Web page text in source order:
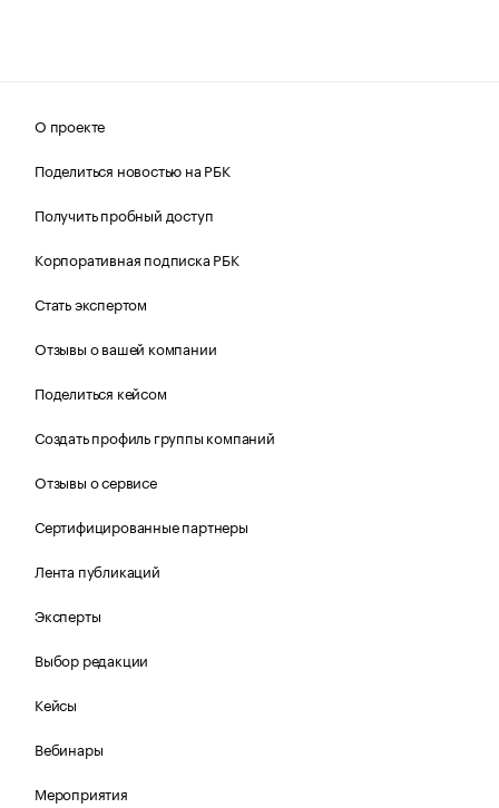
О проекте
Поделиться новостью на РБК
Получить пробный доступ
Корпоративная подписка РБК
Стать экспертом
Отзывы о вашей компании
Поделиться кейсом
Создать профиль группы компаний
Отзывы о сервисе
Сертифицированные партнеры
Лента публикаций
Эксперты
Выбор редакции
Кейсы
Вебинары
Мероприятия